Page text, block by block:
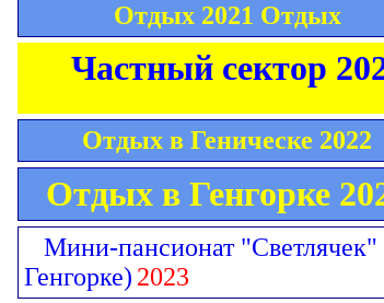
Отдых 2021 Отдых
Частный сектор
Отдых в Геническе 2022
Отдых в Генгорке
Мини-пансионат "Светлячек"
Генгорке) 2023